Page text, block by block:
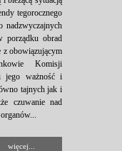
tegorocznego
porządku obrad
z obowiązującym
Komisji
jego ważność i
tajnych jak i
czuwanie nad
więcej...